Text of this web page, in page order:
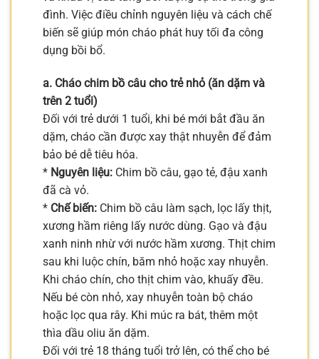
đình. Việc điều chỉnh nguyên liệu và cách chế
biến sẽ giúp món cháo phát huy tối đa công
dụng bồi bổ.
a. Cháo chim bồ câu cho trẻ nhỏ (ăn dặm và
trên 2 tuổi)
Đối với trẻ dưới 1 tuổi, khi bé mới bắt đầu ăn
dặm, cháo cần được xay thật nhuyễn để đảm
bảo bé dễ tiêu hóa.
* Nguyên liệu: Chim bồ câu, gạo tẻ, đậu xanh
đã cà vỏ.
* Chế biến: Chim bồ câu làm sạch, lọc lấy thịt,
xương hầm riêng lấy nước dùng. Gạo và đậu
xanh ninh nhừ với nước hầm xương. Thịt chim
sau khi luộc chín, băm nhỏ hoặc xay nhuyễn.
Khi cháo chín, cho thịt chim vào, khuấy đều.
Nếu bé còn nhỏ, xay nhuyễn toàn bộ cháo
hoặc lọc qua rây. Khi múc ra bát, thêm một
thìa dầu oliu ăn dặm.
Đối với trẻ 18 tháng tuổi trở lên, có thể cho bé